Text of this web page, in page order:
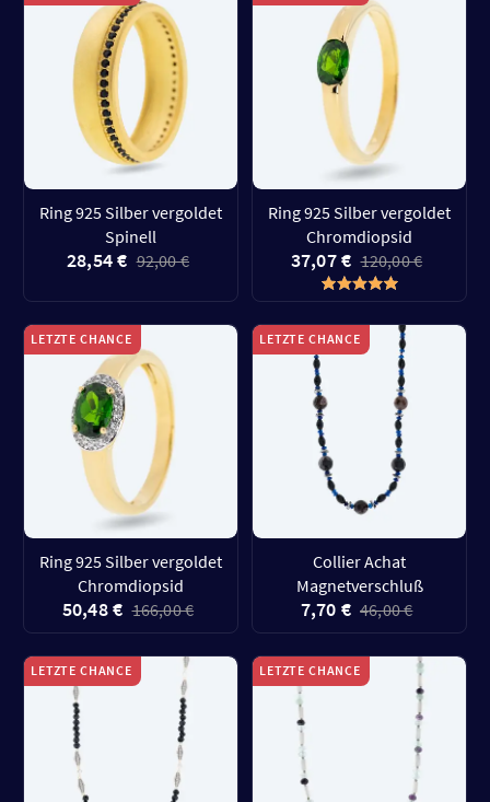
Ring 925 Silber vergoldet
Spinell
28,54 € 92,00 €
Ring 925 Silber vergoldet
Chromdiopsid
37,07 € 120,00 €
LETZTE CHANCE
Ring 925 Silber vergoldet
Chromdiopsid
50,48 € 166,00 €
LETZTE CHANCE
Collier Achat
Magnetverschluß
7,70 € 46,00 €
LETZTE CHANCE LETZTE CHANCE